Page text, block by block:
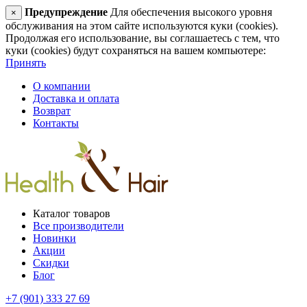
× Предупреждение Для обеспечения высокого уровня
обслуживания на этом сайте используются куки (cookies).
Продолжая его использование, вы соглашаетесь с тем, что
куки (cookies) будут сохраняться на вашем компьютере:
Принять
О компании
Доставка и оплата
Возврат
Контакты
Каталог товаров
Все производители
Новинки
Акции
Скидки
Блог
+7 (901) 333 27 69